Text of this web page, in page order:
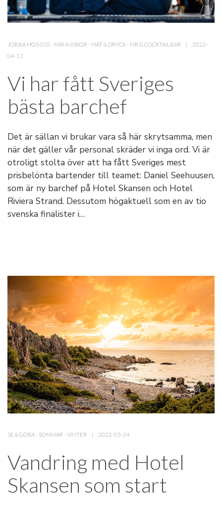
JOBBA HOS OSS- MÄNNISKOR - MAT & DRYCK- MR G COCKTAILBAR
2022-
04-13
Vi har fått Sveriges
bästa barchef
Det är sällan vi brukar vara så här skrytsamma, men
när det gäller vår personal skräder vi inga ord. Vi är
otroligt stolta över att ha fått Sveriges mest
prisbelönta bartender till teamet: Daniel Seehuusen,
som är ny barchef på Hotel Skansen och Hotel
Riviera Strand. Dessutom högaktuell som en av tio
svenska finalister i…
SE & GÖRA- SOMMAR - VINTER 2022-03-24
Vandring med Hotel
Skansen som start